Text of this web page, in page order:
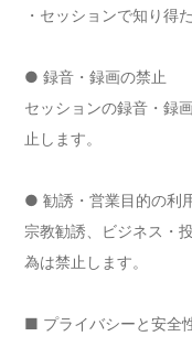
・セッションで知り得
● 録音・録画の禁止
セッションの録音・録
止します。
● 勧誘・営業目的の利
宗教勧誘、ビジネス・
為は禁止します。
■ プライバシーと安全